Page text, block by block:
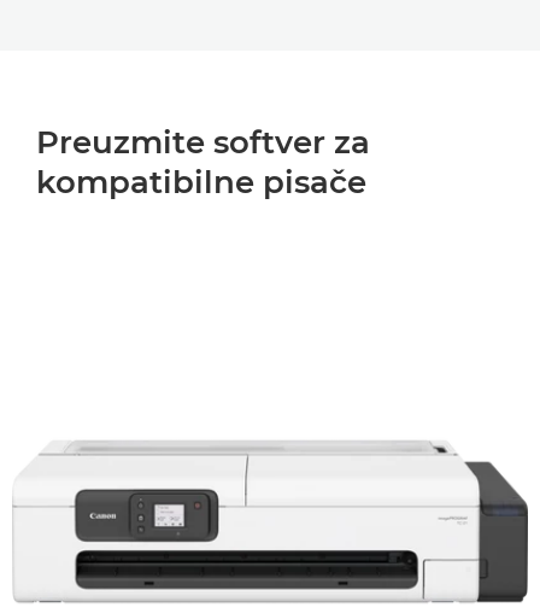
Preuzmite softver za
kompatibilne pisače